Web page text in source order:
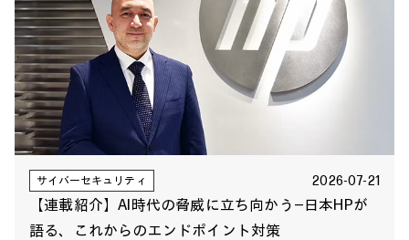
サイバーセキュリティ 2026-07-21
【連載紹介】AI時代の脅威に立ち向かう―日本HPが
語る、これからのエンドポイント対策